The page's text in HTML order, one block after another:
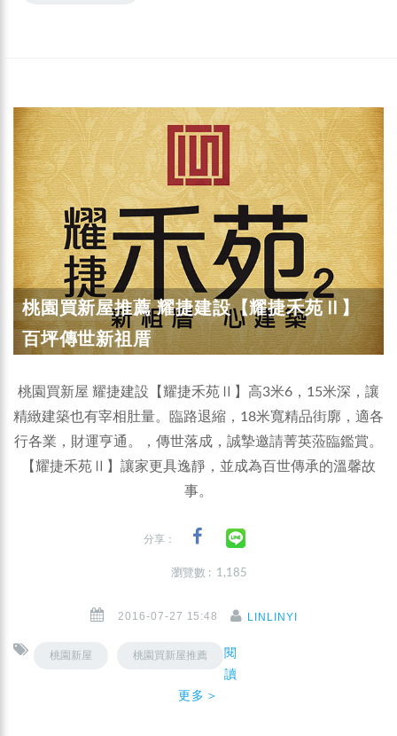
桃園買新屋推薦 耀捷建設【耀捷禾苑Ⅱ】
百坪傳世新祖厝
桃園買新屋 耀捷建設【耀捷禾苑Ⅱ】高3米6，15米深，讓
精緻建築也有宰相肚量。臨路退縮，18米寬精品街廓，適各
行各業，財運亨通。，傳世落成，誠摯邀請菁英蒞臨鑑賞。
【耀捷禾苑Ⅱ】讓家更具逸靜，並成為百世傳承的溫馨故
事。
分享：
瀏覽數 : 1,185
2016-07-27 15:48 LINLINYI
桃園新屋 桃園買新屋推薦
閱
讀
更多＞